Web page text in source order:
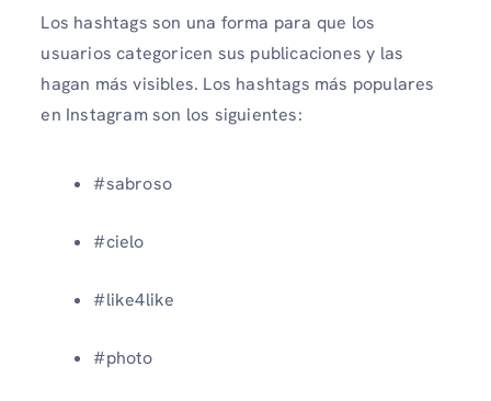
Los hashtags son una forma para que los
usuarios categoricen sus publicaciones y las
hagan más visibles. Los hashtags más populares
en Instagram son los siguientes:
#sabroso
#cielo
#like4like
#photo